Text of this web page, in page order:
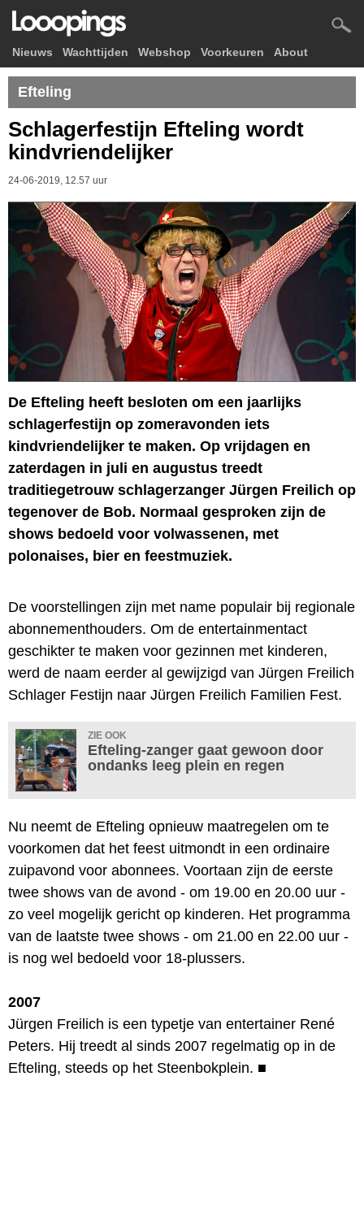
Nieuws Wachttijden Webshop Voorkeuren About
Efteling
Schlagerfestijn Efteling wordt
kindvriendelijker
24-06-2019, 12.57 uur
De Efteling heeft besloten om een jaarlijks
schlagerfestijn op zomeravonden iets
kindvriendelijker te maken. Op vrijdagen en
zaterdagen in juli en augustus treedt
traditiegetrouw schlagerzanger Jürgen Freilich op
tegenover de Bob. Normaal gesproken zijn de
shows bedoeld voor volwassenen, met
polonaises, bier en feestmuziek.
De voorstellingen zijn met name populair bij regionale
abonnementhouders. Om de entertainmentact
geschikter te maken voor gezinnen met kinderen,
werd de naam eerder al gewijzigd van Jürgen Freilich
Schlager Festijn naar Jürgen Freilich Familien Fest.
ZIE OOK
Efteling-zanger gaat gewoon door
ondanks leeg plein en regen
Nu neemt de Efteling opnieuw maatregelen om te
voorkomen dat het feest uitmondt in een ordinaire
zuipavond voor abonnees. Voortaan zijn de eerste
twee shows van de avond - om 19.00 en 20.00 uur -
zo veel mogelijk gericht op kinderen. Het programma
van de laatste twee shows - om 21.00 en 22.00 uur -
is nog wel bedoeld voor 18-plussers.
2007
Jürgen Freilich is een typetje van entertainer René
Peters. Hij treedt al sinds 2007 regelmatig op in de
Efteling, steeds op het Steenbokplein. ■